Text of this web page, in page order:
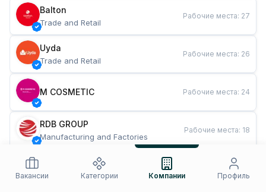
Balton
Trade and Retail
Рабочие места: 27
Uyda
Trade and Retail
Рабочие места: 26
M COSMETIC Рабочие места: 24
RDB GROUP
Manufacturing and Factories
Рабочие места: 18
Restaurants and Fast Food
Рабочие места
Вакансии
Категории Компании Профиль